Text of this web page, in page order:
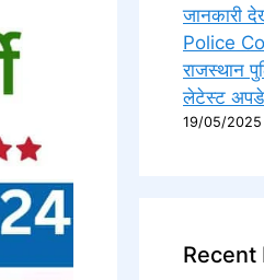
जानकारी
Police
राजस्थान
लेटेस्ट
19/05/2025
Recent